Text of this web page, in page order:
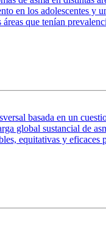
en los adolescentes
que tenían
basada en un
global sustancial de
equitativas y